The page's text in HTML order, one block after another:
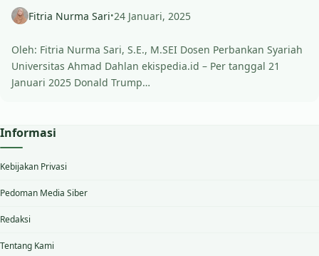
Fitria Nurma Sari•24 Januari, 2025
Oleh: Fitria Nurma Sari, S.E., M.SEI Dosen Perbankan Syariah
Universitas Ahmad Dahlan ekispedia.id – Per tanggal 21
Januari 2025 Donald Trump…
Informasi
Kebijakan Privasi
Pedoman Media Siber
Redaksi
Tentang Kami